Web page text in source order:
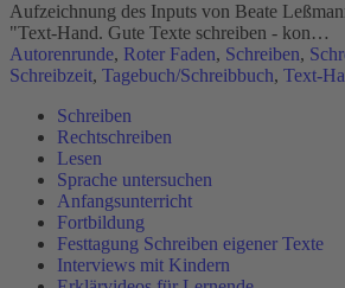
Aufzeichnung des Inputs von Beate
"Text-Hand. Gute Texte schreiben - kon…
Autorenrunde, Roter Faden, Schreiben,
Schreibzeit, Tagebuch/Schreibbuch, Text-
Schreiben
Rechtschreiben
Lesen
Sprache untersuchen
Anfangsunterricht
Fortbildung
Festtagung Schreiben eigener Texte
Interviews mit Kindern